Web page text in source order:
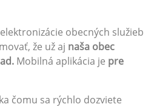
obecných služieb
že už aj naša obec
Mobilná aplikácia je pre
čomu sa rýchlo dozviete